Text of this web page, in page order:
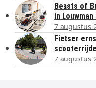
Beasts of
in Louwman
7 augustus
Fietser
7 augustus